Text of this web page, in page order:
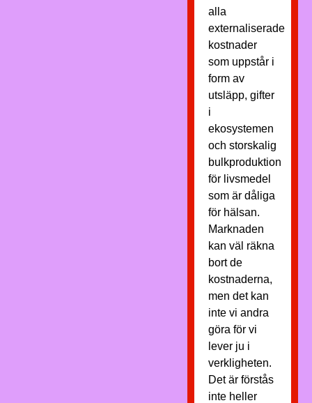
alla
externaliserade
kostnader
som uppstår i
form av
utsläpp, gifter
i
ekosystemen
och storskalig
bulkproduktion
för livsmedel
som är dåliga
för hälsan.
Marknaden
kan väl räkna
bort de
kostnaderna,
men det kan
inte vi andra
göra för vi
lever ju i
verkligheten.
Det är förstås
inte heller